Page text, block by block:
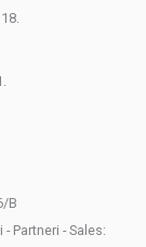
B
Partneri - Sales: